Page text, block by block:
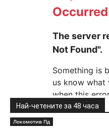
Най-четените за 48 часа
Локомотив Пд